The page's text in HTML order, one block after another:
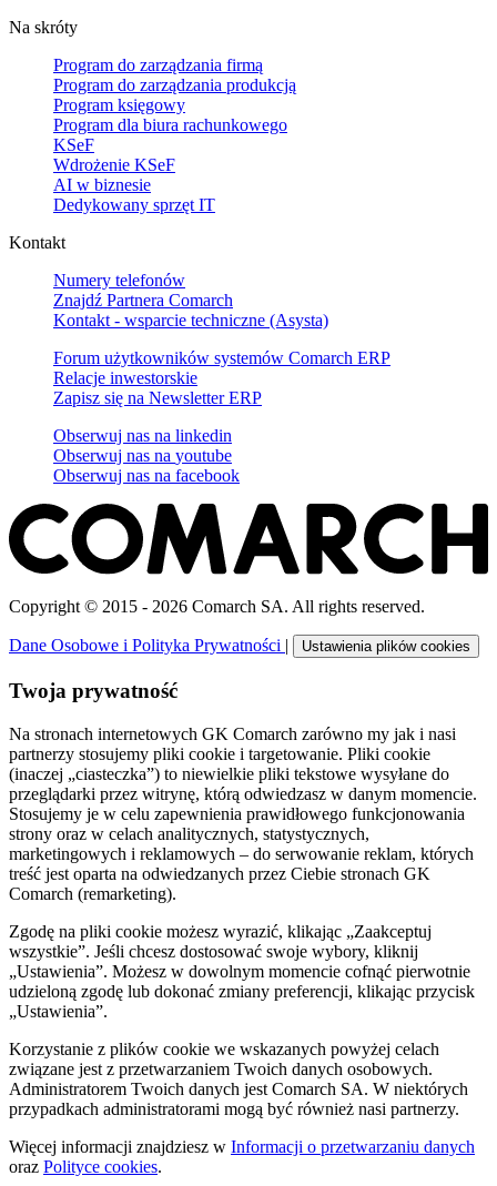
Na skróty
Program do zarządzania firmą
Program do zarządzania produkcją
Program księgowy
Program dla biura rachunkowego
KSeF
Wdrożenie KSeF
AI w biznesie
Dedykowany sprzęt IT
Kontakt
Numery telefonów
Znajdź Partnera Comarch
Kontakt - wsparcie techniczne (Asysta)
Forum użytkowników systemów Comarch ERP
Relacje inwestorskie
Zapisz się na Newsletter ERP
Obserwuj nas na linkedin
Obserwuj nas na youtube
Obserwuj nas na facebook
Copyright © 2015 - 2026 Comarch SA. All rights reserved.
Dane Osobowe i Polityka Prywatności | Ustawienia plików cookies
Twoja prywatność
Na stronach internetowych GK Comarch zarówno my jak i nasi
partnerzy stosujemy pliki cookie i targetowanie. Pliki cookie
(inaczej „ciasteczka”) to niewielkie pliki tekstowe wysyłane do
przeglądarki przez witrynę, którą odwiedzasz w danym momencie.
Stosujemy je w celu zapewnienia prawidłowego funkcjonowania
strony oraz w celach analitycznych, statystycznych,
marketingowych i reklamowych – do serwowanie reklam, których
treść jest oparta na odwiedzanych przez Ciebie stronach GK
Comarch (remarketing).
Zgodę na pliki cookie możesz wyrazić, klikając „Zaakceptuj
wszystkie”. Jeśli chcesz dostosować swoje wybory, kliknij
„Ustawienia”. Możesz w dowolnym momencie cofnąć pierwotnie
udzieloną zgodę lub dokonać zmiany preferencji, klikając przycisk
„Ustawienia”.
Korzystanie z plików cookie we wskazanych powyżej celach
związane jest z przetwarzaniem Twoich danych osobowych.
Administratorem Twoich danych jest Comarch SA. W niektórych
przypadkach administratorami mogą być również nasi partnerzy.
Więcej informacji znajdziesz w Informacji o przetwarzaniu danych
oraz Polityce cookies.